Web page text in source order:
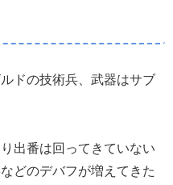
ドの技術兵、武器はサブ
出番は回ってきていない
どのデバフが増えてきた